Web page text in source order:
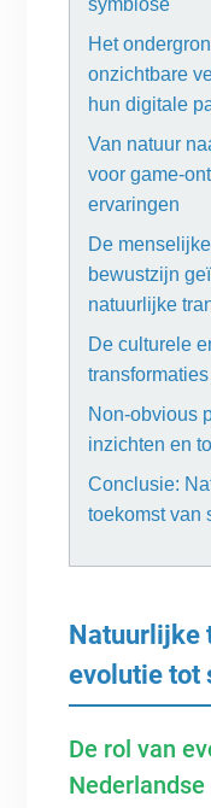
symbiose
Het
onzichtbare
hun digitale
Van natuur
voor game-
ervaringen
De
bewustzijn
natuurlijke
De culturele
Non-obvious
inzichten en
Conclusie:
toekomst van
Natuurlijke
evolutie tot
De rol van